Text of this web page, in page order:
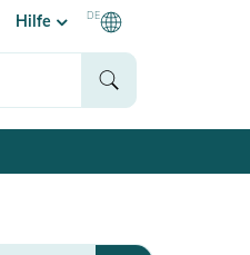
Hilfe DE